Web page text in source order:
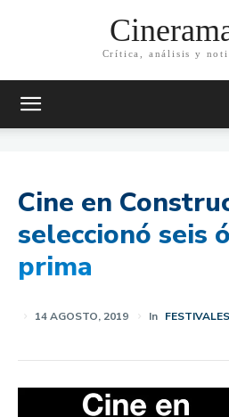
Crítica, análisis y
Cine en
seleccionó seis
prima
14 AGOSTO, 2019 In FESTIVALES